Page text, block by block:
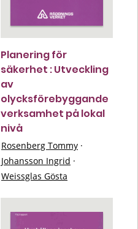
Planering för
säkerhet : Utveckling
av
olycksförebyggande
verksamhet på lokal
nivå
Rosenberg Tommy ·
Johansson Ingrid ·
Weissglas Gösta